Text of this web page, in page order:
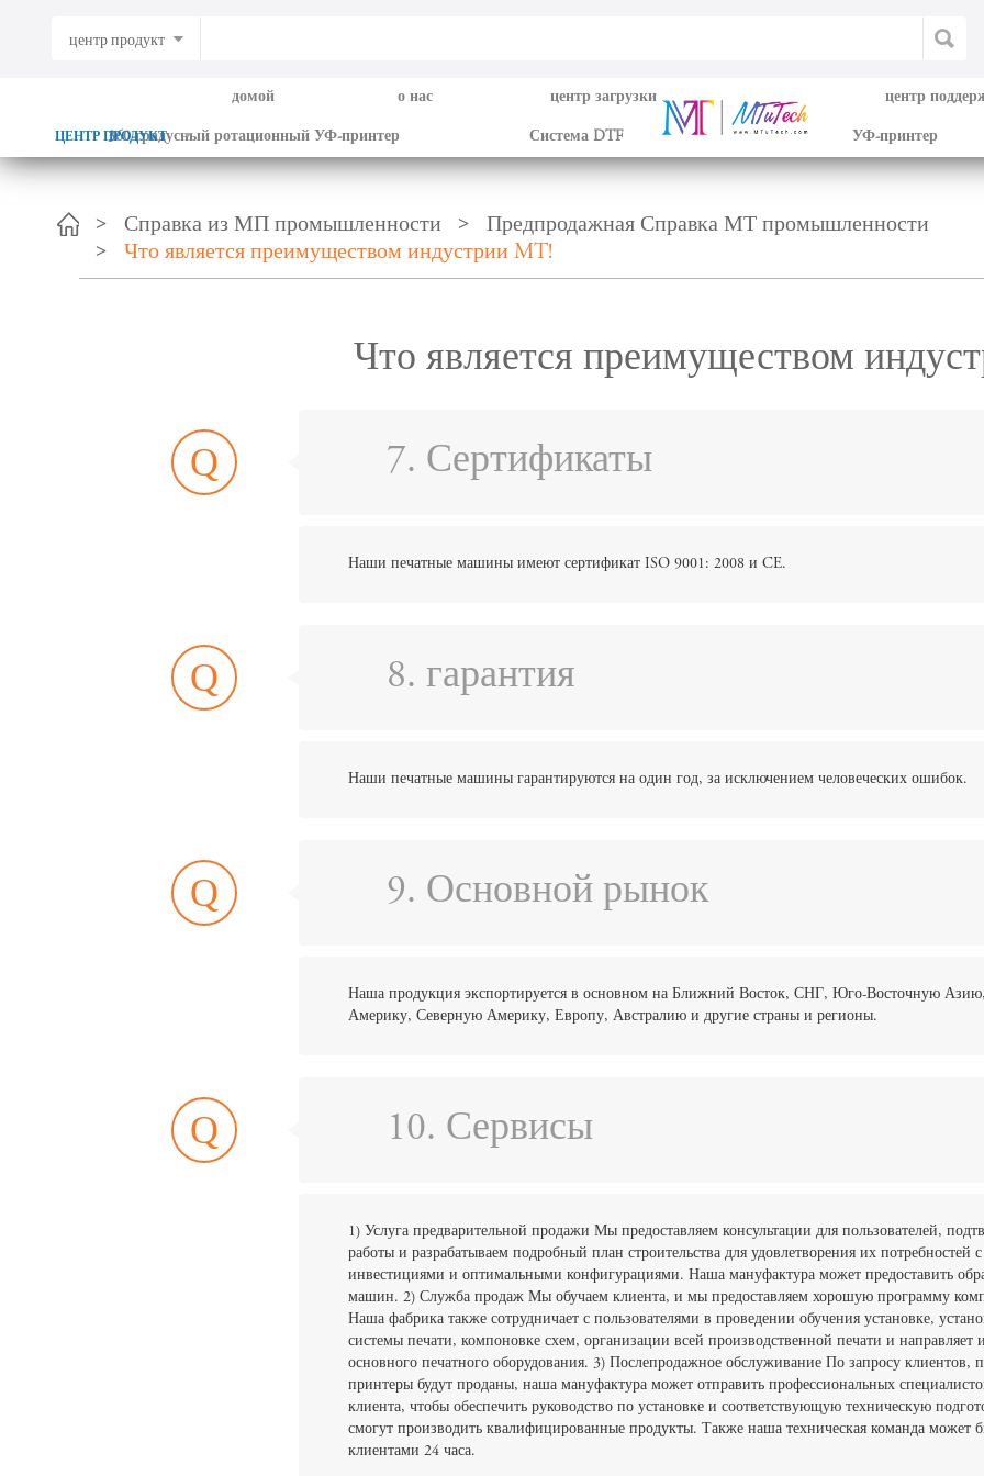
центр продукт
ЦЕНТР ПРОДУКТ
домой о нас центр загрузки центр
360-градусный ротационный УФ-принтер Система DTF УФ-принтер
Справка из МП промышленности
Предпродажная Справка МТ промышленности
Что является преимуществом индустрии MT!
Что является преимуществом
Q 7. Сертификаты
Наши печатные машины имеют сертификат ISO 9001: 2008 и CE.
Q 8. гарантия
Наши печатные машины гарантируются на один год, за исключением человеческих ошибок.
Q 9. Основной рынок
Наша продукция экспортируется в основном на Ближний Восток, СНГ, Юго-Восточную
Америку, Северную Америку, Европу, Австралию и другие страны и регионы.
Q 10. Сервисы
1) Услуга предварительной продажи Мы предоставляем консультации для пользователей,
работы и разрабатываем подробный план строительства для удовлетворения их
инвестициями и оптимальными конфигурациями. Наша мануфактура может предоставить
машин. 2) Служба продаж Мы обучаем клиента, и мы предоставляем хорошую программу
Наша фабрика также сотрудничает с пользователями в проведении обучения установке,
системы печати, компоновке схем, организации всей производственной печати и направляет
основного печатного оборудования. 3) Послепродажное обслуживание По запросу клиентов,
принтеры будут проданы, наша мануфактура может отправить профессиональных
клиента, чтобы обеспечить руководство по установке и соответствующую техническую
смогут производить квалифицированные продукты. Также наша техническая команда может
клиентами 24 часа.